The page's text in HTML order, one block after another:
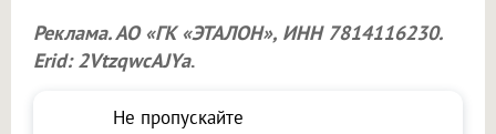
Реклама. АО «ГК «ЭТАЛОН», ИНН 7814116230.
Erid: 2VtzqwcAJYa.
Не пропускайте